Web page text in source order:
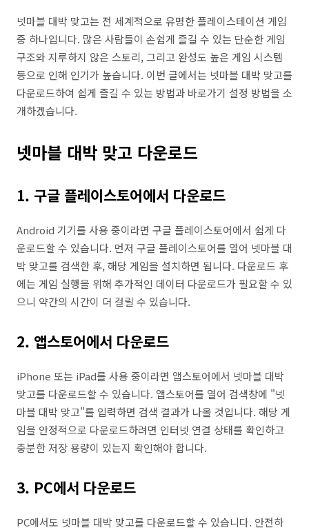
넷마블 대박 맞고는 전 세계적으로 유명한 플레이스테이션 게임
중 하나입니다. 많은 사람들이 손쉽게 즐길 수 있는 단순한 게임
구조와 지루하지 않은 스토리, 그리고 완성도 높은 게임 시스템
등으로 인해 인기가 높습니다. 이번 글에서는 넷마블 대박 맞고를
다운로드하여 쉽게 즐길 수 있는 방법과 바로가기 설정 방법을 소
개하겠습니다.
넷마블 대박 맞고 다운로드
1. 구글 플레이스토어에서 다운로드
Android 기기를 사용 중이라면 구글 플레이스토어에서 쉽게 다
운로드할 수 있습니다. 먼저 구글 플레이스토어를 열어 넷마블 대
박 맞고를 검색한 후, 해당 게임을 설치하면 됩니다. 다운로드 후
에는 게임 실행을 위해 추가적인 데이터 다운로드가 필요할 수 있
으니 약간의 시간이 더 걸릴 수 있습니다.
2. 앱스토어에서 다운로드
iPhone 또는 iPad를 사용 중이라면 앱스토어에서 넷마블 대박
맞고를 다운로드할 수 있습니다. 앱스토어를 열어 검색창에 "넷
마블 대박 맞고"를 입력하면 검색 결과가 나올 것입니다. 해당 게
임을 안정적으로 다운로드하려면 인터넷 연결 상태를 확인하고
충분한 저장 용량이 있는지 확인해야 합니다.
3. PC에서 다운로드
PC에서도 넷마블 대박 맞고를 다운로드할 수 있습니다. 안전하